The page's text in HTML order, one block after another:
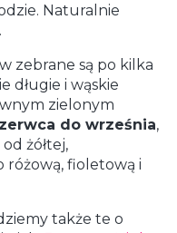
Naturalnie
zebrane są po kilka
długie i wąskie
zielonym
do września,
żółtej,
różową, fioletową i
także te o